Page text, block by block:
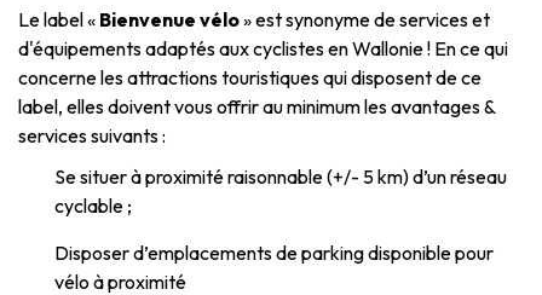
History
Sciences Parks
Road & rail heritage
Industrial heritage & civil engineering
Local produce
Adventure parks
Recreation & theme parks
Recreation & water parks
DOWNLOAD THE GUIDE
Le label « Bienvenue vélo» est synonyme de services et
d'équipements adaptés aux cyclistes en Wallonie ! En ce qui
concerne les attractions touristiques qui disposent de ce
label, elles doivent vous offrir au minimum les avantages &
services suivants :
Se situer à proximité raisonnable (+/- 5 km) d’un réseau
cyclable ;
Disposer d’emplacements de parking disponible pour
vélo à proximité